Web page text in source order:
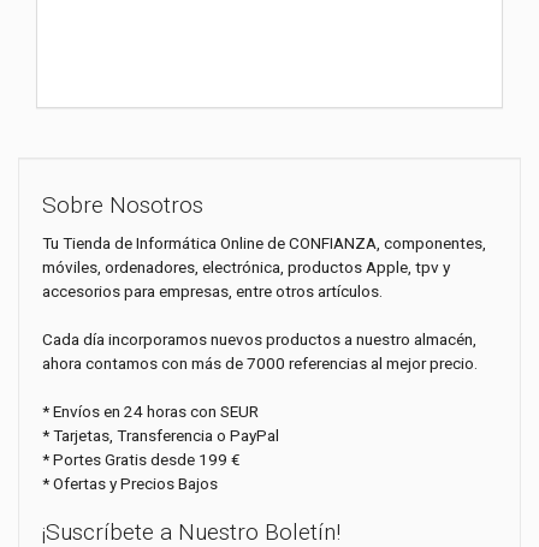
Sobre Nosotros
Tu Tienda de Informática Online de CONFIANZA, componentes,
móviles, ordenadores, electrónica, productos Apple, tpv y
accesorios para empresas, entre otros artículos.
Cada día incorporamos nuevos productos a nuestro almacén,
ahora contamos con más de 7000 referencias al mejor precio.
* Envíos en 24 horas con SEUR
* Tarjetas, Transferencia o PayPal
* Portes Gratis desde 199 €
* Ofertas y Precios Bajos
¡Suscríbete a Nuestro Boletín!